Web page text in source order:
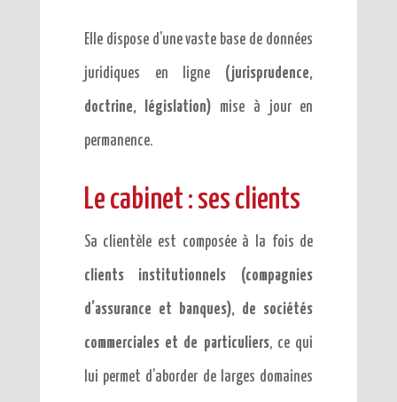
Elle dispose d’une vaste base de données
juridiques en ligne (jurisprudence,
doctrine, législation) mise à jour en
permanence.
Le cabinet : ses clients
Sa clientèle est composée à la fois de
clients institutionnels (compagnies
d’assurance et banques), de sociétés
commerciales et de particuliers, ce qui
lui permet d’aborder de larges domaines